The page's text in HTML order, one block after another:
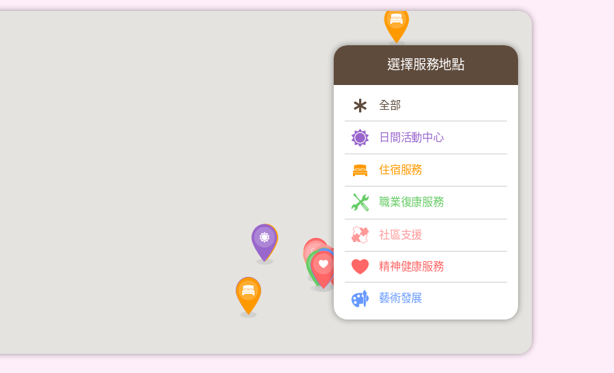
選擇服務地點
全部
日間活動中心
住宿服務
職業復康服務
社區支援
精神健康服務
藝術發展